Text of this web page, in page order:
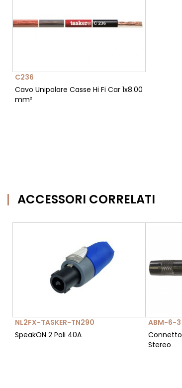
C236
Cavo Unipolare Casse Hi Fi Car 1x8.00
mm²
ACCESSORI CORRELATI
NL2FX-TASKER-TN290
SpeakON 2 Poli 40A
ABM-6-3
Stereo